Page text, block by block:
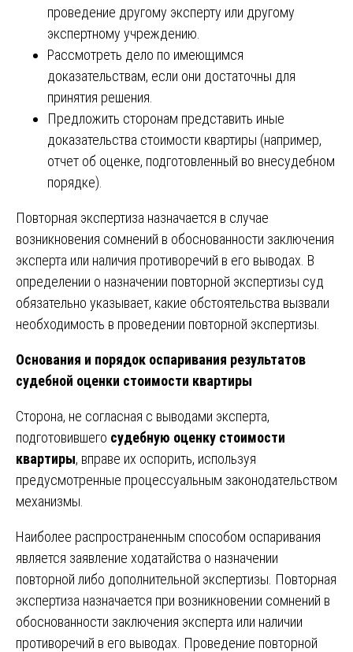
проведение другому эксперту или другому
экспертному учреждению.
Рассмотреть дело по имеющимся
доказательствам, если они достаточны для
принятия решения.
Предложить сторонам представить иные
доказательства стоимости квартиры (например,
отчет об оценке, подготовленный во внесудебном
порядке).
Повторная экспертиза назначается в случае
возникновения сомнений в обоснованности заключения
эксперта или наличия противоречий в его выводах. В
определении о назначении повторной экспертизы суд
обязательно указывает, какие обстоятельства вызвали
необходимость в проведении повторной экспертизы.
Основания и порядок оспаривания результатов
судебной оценки стоимости квартиры
Сторона, не согласная с выводами эксперта,
подготовившего судебную оценку стоимости
квартиры, вправе их оспорить, используя
предусмотренные процессуальным законодательством
механизмы.
Наиболее распространенным способом оспаривания
является заявление ходатайства о назначении
повторной либо дополнительной экспертизы. Повторная
экспертиза назначается при возникновении сомнений в
обоснованности заключения эксперта или наличии
противоречий в его выводах. Проведение повторной